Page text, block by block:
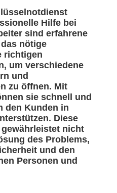
Hilfe bei
sind erfahrene
nötige
richtigen
um verschiedene
und
zu öffnen. Mit
sie schnell und
den Kunden in
Diese
nicht
des Problems,
und den
Personen und